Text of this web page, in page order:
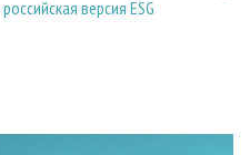
версия ESG